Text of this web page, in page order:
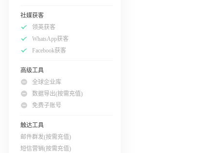
社媒获客
领英获客
WhatsApp获客
Facebook获客
高级工具
全球企业库
数据导出(按需充值)
免费子账号
触达工具
邮件群发(按需充值)
短信营销(按需充值)